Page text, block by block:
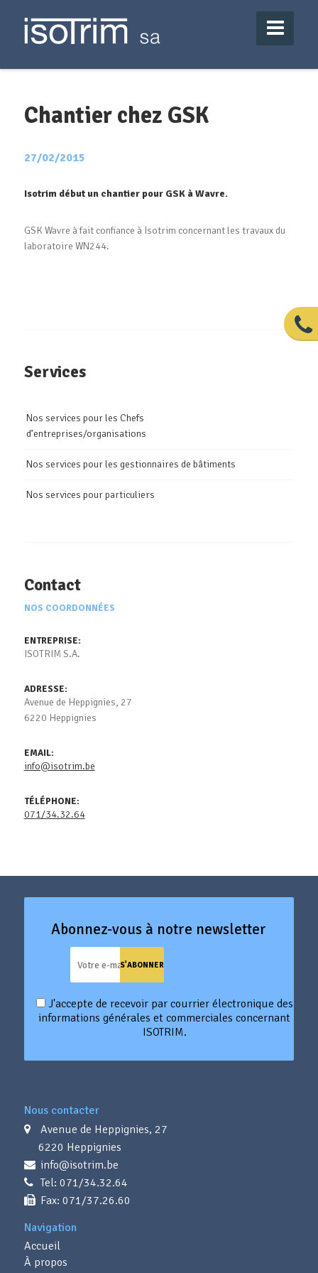
Chantier chez GSK
27/02/2015
Isotrim début un chantier pour GSK à Wavre.
GSK Wavre à fait confiance à Isotrim concernant les travaux du
laboratoire WN244.
Services
Nos services pour les Chefs
d’entreprises/organisations
Nos services pour les gestionnaires de bâtiments
Nos services pour particuliers
Contact
NOS COORDONNÉES
ENTREPRISE:
ISOTRIM S.A.
ADRESSE:
Avenue de Heppignies, 27
6220 Heppignies
EMAIL:
info@isotrim.be
TÉLÉPHONE:
071/34.32.64
Abonnez-vous à notre newsletter
J'accepte de recevoir par courrier électronique des
informations générales et commerciales concernant
ISOTRIM.
Nous contacter
Avenue de Heppignies, 27
6220 Heppignies
info@isotrim.be
Tel: 071/34.32.64
Fax: 071/37.26.60
Navigation
Accueil
À propos